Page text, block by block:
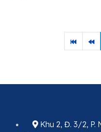
Khu 2, Đ. 3/2, P.